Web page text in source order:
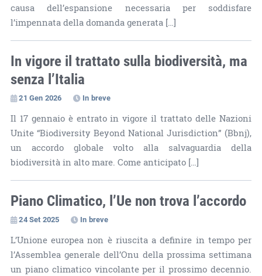
causa dell’espansione necessaria per soddisfare
l’impennata della domanda generata […]
In vigore il trattato sulla biodiversità, ma
senza l’Italia
21 Gen 2026 In breve
Il 17 gennaio è entrato in vigore il trattato delle Nazioni
Unite “Biodiversity Beyond National Jurisdiction” (Bbnj),
un accordo globale volto alla salvaguardia della
biodiversità in alto mare. Come anticipato […]
Piano Climatico, l’Ue non trova l’accordo
24 Set 2025 In breve
L’Unione europea non è riuscita a definire in tempo per
l’Assemblea generale dell’Onu della prossima settimana
un piano climatico vincolante per il prossimo decennio.